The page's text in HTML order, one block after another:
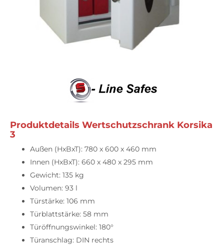
Produktdetails Wertschutzschrank Korsika
3
Außen (HxBxT): 780 x 600 x 460 mm
Innen (HxBxT): 660 x 480 x 295 mm
Gewicht: 135 kg
Volumen: 93 l
Türstärke: 106 mm
Türblattstärke: 58 mm
Türöffnungswinkel: 180°
Türanschlag: DIN rechts